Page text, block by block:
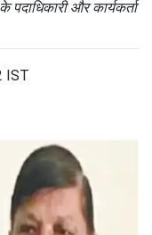
और कार्यकर्ता
IST